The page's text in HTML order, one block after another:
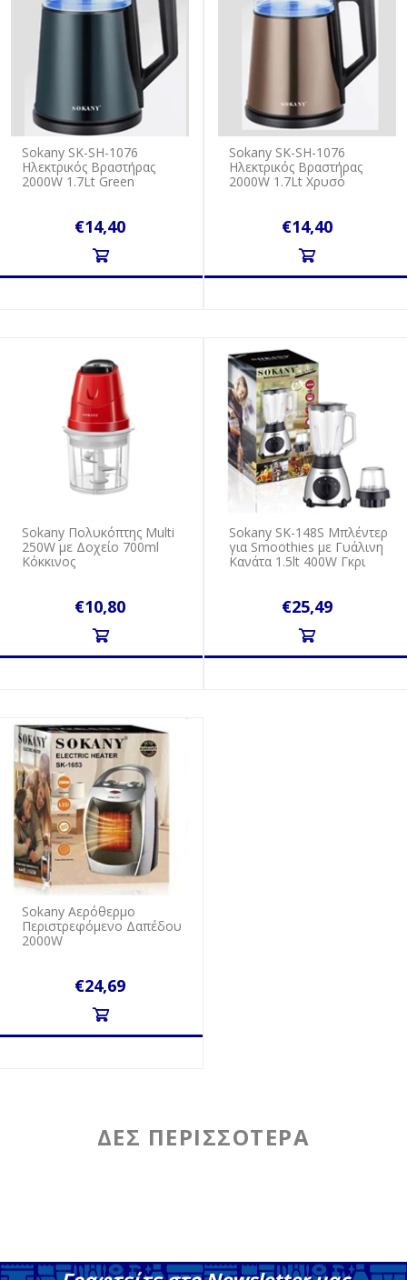
Sokany SK-SH-1076
Ηλεκτρικός Βραστήρας
2000W 1.7Lt Green
€14,40
Sokany SK-SH-1076
Ηλεκτρικός Βραστήρας
2000W 1.7Lt Χρυσό
€14,40
Sokany Πολυκόπτης Multi
250W με Δοχείο 700ml
Κόκκινος
€10,80
Sokany SK-148S Μπλέντερ
για Smoothies με Γυάλινη
Κανάτα 1.5lt 400W Γκρι
€25,49
Sokany Αερόθερμο
Περιστρεφόμενο Δαπέδου
2000W
€24,69